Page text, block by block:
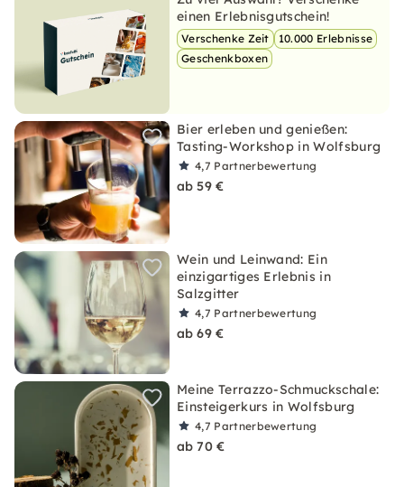
einen Erlebnisgutschein!
Verschenke Zeit
10.000 Erlebnisse
Geschenkboxen
Bier erleben und genießen:
Tasting-Workshop in Wolfsburg
4,7 Partnerbewertung
ab 59 €
Wein und Leinwand: Ein
einzigartiges Erlebnis in
Salzgitter
4,7 Partnerbewertung
ab 69 €
Meine Terrazzo-Schmuckschale:
Einsteigerkurs in Wolfsburg
4,7 Partnerbewertung
ab 70 €